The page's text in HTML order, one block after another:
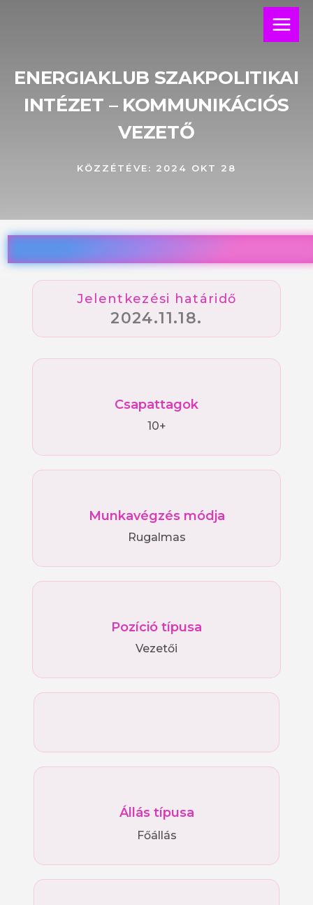
Main
Menu
ENERGIAKLUB SZAKPOLITIKAI
INTÉZET – KOMMUNIKÁCIÓS
VEZETŐ
KÖZZÉTÉVE: 2024 OKT 28
Jelentkezési határidő
2024.11.18.
Csapattagok
10+
Munkavégzés módja
Rugalmas
Pozíció típusa
Vezetői
Állás típusa
Főállás